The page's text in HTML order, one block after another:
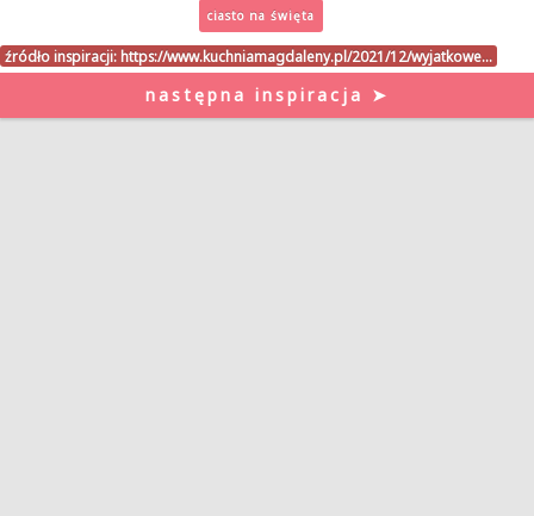
ciasto na święta
źródło inspiracji: https://www.kuchniamagdaleny.pl/2021/12/wyjatkowe…
następna inspiracja ➤